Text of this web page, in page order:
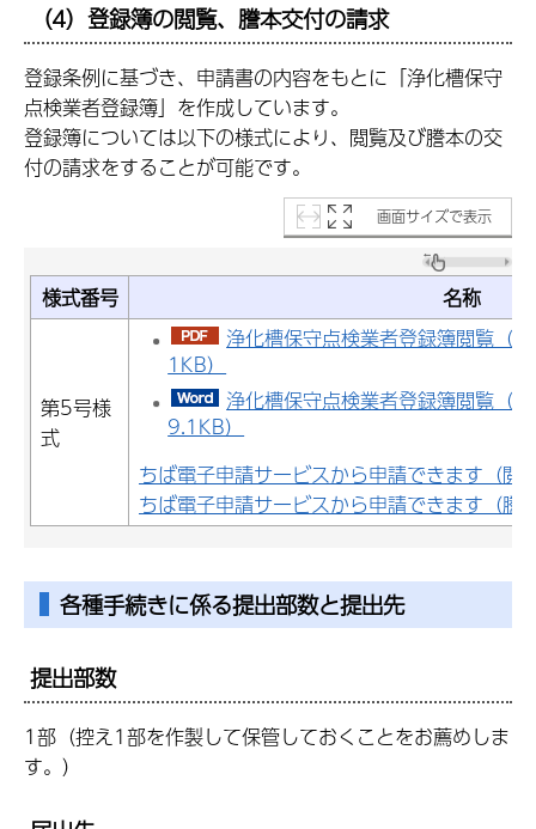
（4）登録簿の閲覧、謄本交付の請求
登録条例に基づき、申請書の内容をもとに「浄化槽保守
点検業者登録簿」を作成しています。
登録簿については以下の様式により、閲覧及び謄本の交
付の請求をすることが可能です。
画面サイズで表示
様式番号 名称
第5号様
式
浄化槽保守点検業者登録簿閲覧（
1KB）
浄化槽保守点検業者登録簿閲覧（
9.1KB）
ちば電子申請サービスから申請できます（閲
ちば電子申請サービスから申請できます（謄
各種手続きに係る提出部数と提出先
提出部数
1部（控え1部を作製して保管しておくことをお薦めしま
す。）